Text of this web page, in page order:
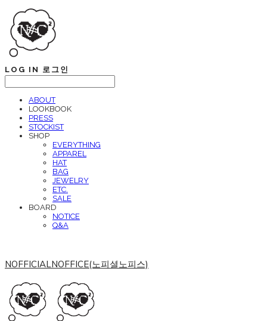
LOG IN 로그인
ABOUT
LOOKBOOK
PRESS
STOCKIST
SHOP
EVERYTHING
APPAREL
HAT
BAG
JEWELRY
ETC.
SALE
BOARD
NOTICE
Q&A
NOFFICIALNOFFICE(노피셜노피스)